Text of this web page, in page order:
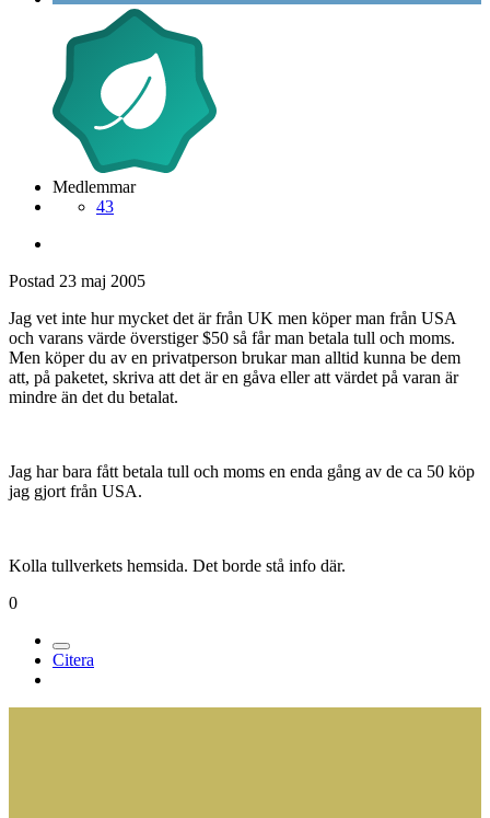
Medlemmar
43
Postad 23 maj 2005
Jag vet inte hur mycket det är från UK men köper man från USA
och varans värde överstiger $50 så får man betala tull och moms.
Men köper du av en privatperson brukar man alltid kunna be dem
att, på paketet, skriva att det är en gåva eller att värdet på varan är
mindre än det du betalat.
Jag har bara fått betala tull och moms en enda gång av de ca 50 köp
jag gjort från USA.
Kolla tullverkets hemsida. Det borde stå info där.
0
Citera